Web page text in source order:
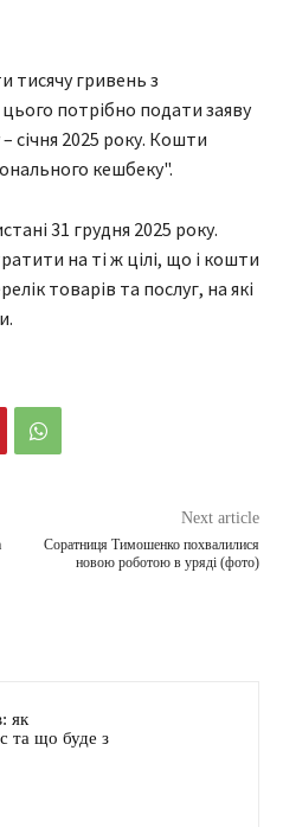
тисячу гривень з
потрібно подати заяву
січня 2025 року. Кошти
кешбеку".
31 грудня 2025 року.
на ті ж цілі, що і кошти
товарів та послуг, на які
Next article
Соратниця Тимошенко похвалилися
новою роботою в уряді (фото)
як
та що буде з